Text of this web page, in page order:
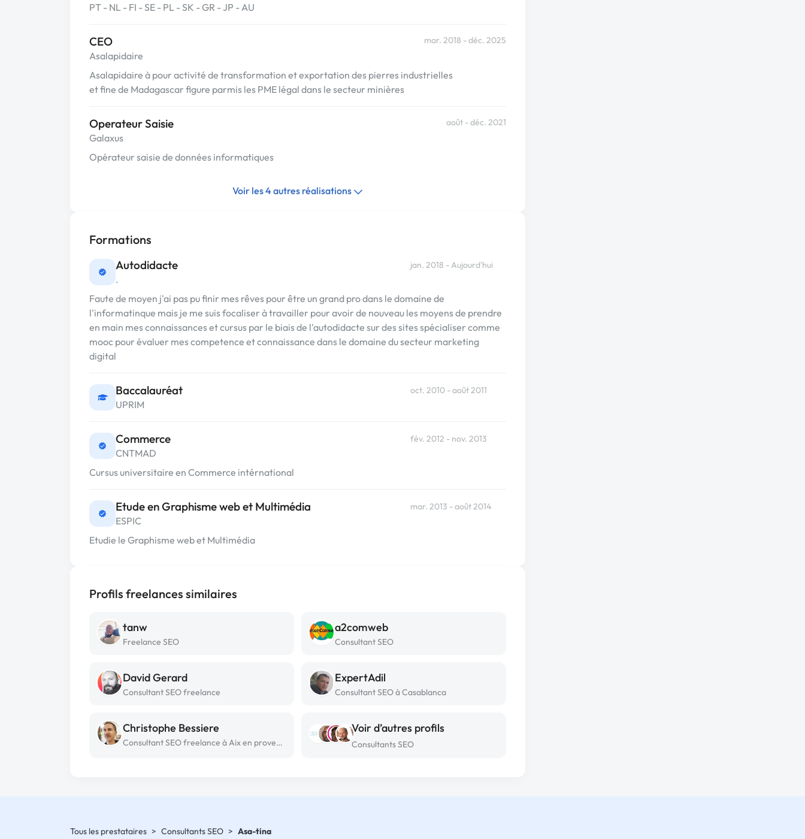
PT - NL - FI - SE - PL - SK - GR - JP - AU
CEO
Asalapidaire
mar. 2018 - déc. 2025
Asalapidaire à pour activité de transformation et exportation des pierres industrielles
et fine de Madagascar figure parmis les PME légal dans le secteur minières
Operateur Saisie
Galaxus
août - déc. 2021
Opérateur saisie de données informatiques
Voir les 4 autres réalisations
Formations
Autodidacte
.
jan. 2018 - Aujourd'hui
Faute de moyen j'ai pas pu finir mes rêves pour être un grand pro dans le domaine de
l'informatinque mais je me suis focaliser à travailler pour avoir de nouveau les moyens de prendre
en main mes connaissances et cursus par le biais de l'autodidacte sur des sites spécialiser comme
mooc pour évaluer mes competence et connaissance dans le domaine du secteur marketing
digital
Baccalauréat
UPRIM
oct. 2010 - août 2011
Commerce
CNTMAD
fév. 2012 - nov. 2013
Cursus universitaire en Commerce intérnational
Etude en Graphisme web et Multimédia
ESPIC
mar. 2013 - août 2014
Etudie le Graphisme web et Multimédia
Profils freelances similaires
tanw
Freelance SEO
a2comweb
Consultant SEO
David Gerard
Consultant SEO freelance
ExpertAdil
Consultant SEO à Casablanca
Christophe Bessiere
Consultant SEO freelance à Aix en provence
Voir d’autres profils
Consultants SEO
Tous les prestataires > Consultants SEO > Asa-tina